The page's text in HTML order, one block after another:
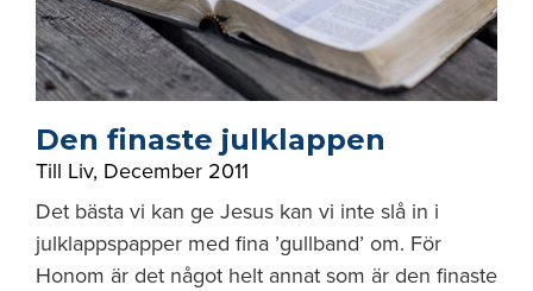
Den finaste julklappen
Till Liv, December 2011
Det bästa vi kan ge Jesus kan vi inte slå in i
julklappspapper med fina ’gullband’ om. För
Honom är det något helt annat som är den finaste